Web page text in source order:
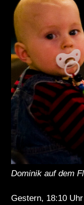
Dominik auf dem
Gestern, 18:10